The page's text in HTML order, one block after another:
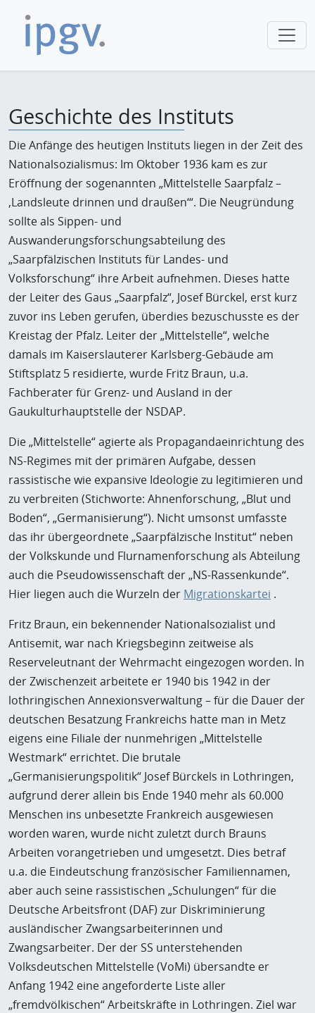
Geschichte des Instituts
Die Anfänge des heutigen Instituts liegen in der Zeit des
Nationalsozialismus: Im Oktober 1936 kam es zur
Eröffnung der sogenannten „Mittelstelle Saarpfalz –
‚Landsleute drinnen und draußen‘“. Die Neugründung
sollte als Sippen- und
Auswanderungsforschungsabteilung des
„Saarpfälzischen Instituts für Landes- und
Volksforschung“ ihre Arbeit aufnehmen. Dieses hatte
der Leiter des Gaus „Saarpfalz“, Josef Bürckel, erst kurz
zuvor ins Leben gerufen, überdies bezuschusste es der
Kreistag der Pfalz. Leiter der „Mittelstelle“, welche
damals im Kaiserslauterer Karlsberg-Gebäude am
Stiftsplatz 5 residierte, wurde Fritz Braun, u.a.
Fachberater für Grenz- und Ausland in der
Gaukulturhauptstelle der NSDAP.
Die „Mittelstelle“ agierte als Propagandaeinrichtung des
NS-Regimes mit der primären Aufgabe, dessen
rassistische wie expansive Ideologie zu legitimieren und
zu verbreiten (Stichworte: Ahnenforschung, „Blut und
Boden“, „Germanisierung“). Nicht umsonst umfasste
das ihr übergeordnete „Saarpfälzische Institut“ neben
der Volkskunde und Flurnamenforschung als Abteilung
auch die Pseudowissenschaft der „NS-Rassenkunde“.
Hier liegen auch die Wurzeln der Migrationskartei .
Fritz Braun, ein bekennender Nationalsozialist und
Antisemit, war nach Kriegsbeginn zeitweise als
Reserveleutnant der Wehrmacht eingezogen worden. In
der Zwischenzeit arbeitete er 1940 bis 1942 in der
lothringischen Annexionsverwaltung – für die Dauer der
deutschen Besatzung Frankreichs hatte man in Metz
eigens eine Filiale der nunmehrigen „Mittelstelle
Westmark“ errichtet. Die brutale
„Germanisierungspolitik“ Josef Bürckels in Lothringen,
aufgrund derer allein bis Ende 1940 mehr als 60.000
Menschen ins unbesetzte Frankreich ausgewiesen
worden waren, wurde nicht zuletzt durch Brauns
Arbeiten vorangetrieben und umgesetzt. Dies betraf
u.a. die Eindeutschung französischer Familiennamen,
aber auch seine rassistischen „Schulungen“ für die
Deutsche Arbeitsfront (DAF) zur Diskriminierung
ausländischer Zwangsarbeiterinnen und
Zwangsarbeiter. Der der SS unterstehenden
Volksdeutschen Mittelstelle (VoMi) übersandte er
Anfang 1942 eine angeforderte Liste aller
„fremdvölkischen“ Arbeitskräfte in Lothringen. Ziel war